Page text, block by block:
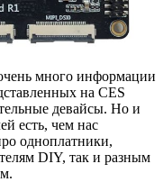
много информации
на CES
девайсы. Но и
есть, чем нас
одноплатники,
DIY, так и разным